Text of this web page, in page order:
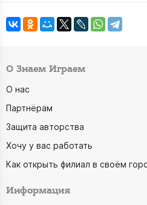
О Знаем Играем
О нас
Партнёрам
Защита авторства
Хочу у вас работать
Как открыть филиал в своём
Информация